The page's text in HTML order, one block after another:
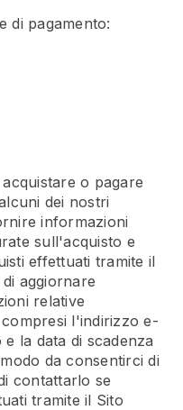
di pagamento:
o pagare
dei nostri
informazioni
sull'acquisto e
effettuati tramite il
aggiornare
relative
l'indirizzo e-
la data di scadenza
da consentirci di
contattarlo se
tramite il Sito